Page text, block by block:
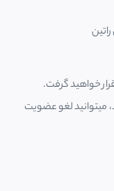
خواهید گرفت.
لغو عضویت